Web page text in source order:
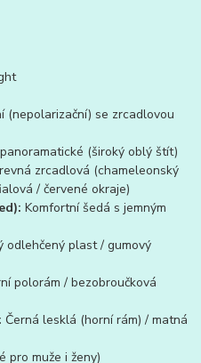
(nepolarizační) se zrcadlovou
(široký oblý štít)
zrcadlová (chameleonský
/ červené okraje)
Komfortní šedá s jemným
odlehčený plast / gumový
polorám / bezobroučková
Černá lesklá (horní rám) / matná
pro muže i ženy)